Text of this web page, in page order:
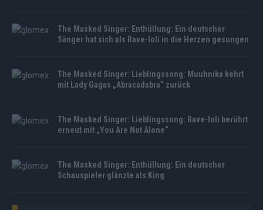
The Masked Singer: Enthüllung: Ein deutscher
Sänger hat sich als Rave-Ioli in die Herzen gesungen
The Masked Singer: Lieblingssong: Muuhnika kehrt
mit Lady Gagas „Abracadabra“ zurück
The Masked Singer: Lieblingssong: Rave-Ioli berührt
erneut mit „You Are Not Alone“
The Masked Singer: Enthüllung: Ein deutscher
Schauspieler glänzte als King